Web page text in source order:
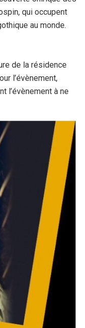
qui occupent
au monde.
de la résidence
l’évènement,
l’évènement à ne